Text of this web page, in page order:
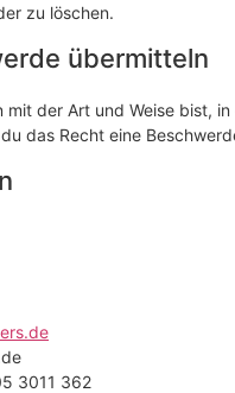
zu löschen.
übermitteln
der Art und Weise bist,
das Recht eine
3011 362